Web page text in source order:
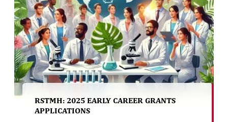
RSTMH: 2025 EARLY CAREER GRANTS
APPLICATIONS